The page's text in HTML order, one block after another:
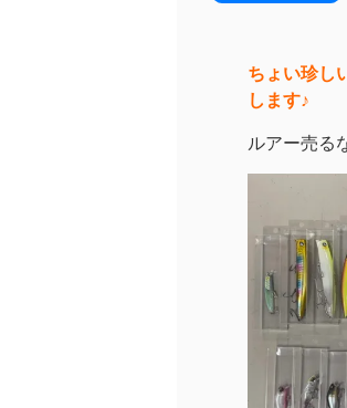
ちょい珍し
します♪
ルアー売る